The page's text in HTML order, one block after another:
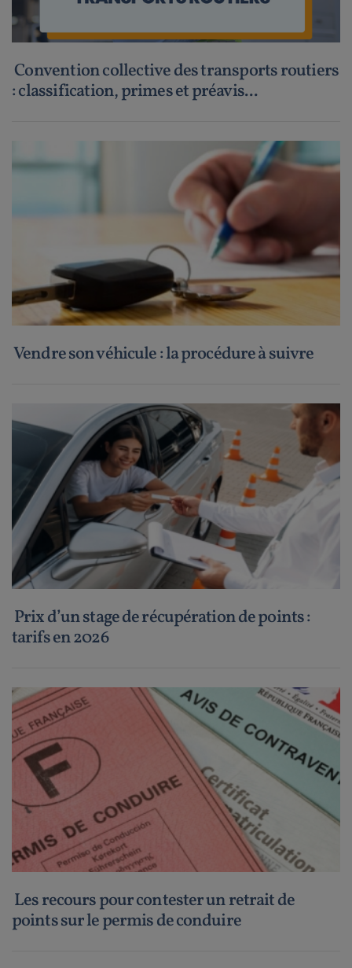
Convention collective des transports routiers
: classification, primes et préavis...
Vendre son véhicule : la procédure à suivre
Prix d’un stage de récupération de points :
tarifs en 2026
Les recours pour contester un retrait de
points sur le permis de conduire